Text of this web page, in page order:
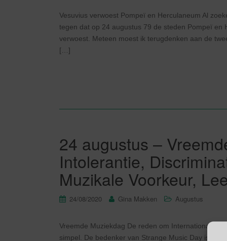
Vesuvius verwoest Pompeï en Herculaneum Al
tegen dat op 24 augustus 79 de steden Pompeï en
verwoest. Meteen moest ik terugdenken aan de
[…]
24 augustus –
Intolerantie,
Muzikale Voorkeur,
24/08/2020 Gina Makken Augustus
Vreemde Muziekdag De reden om Internationale
simpel. De bedenker van Strange Music Day is de